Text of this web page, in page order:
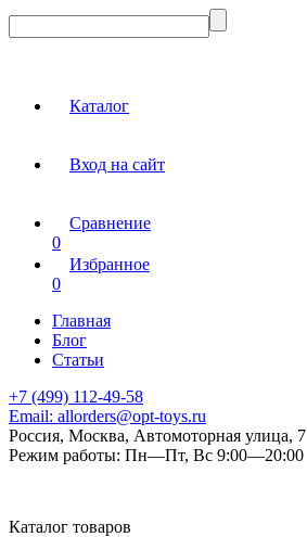
Каталог
Вход на сайт
Сравнение
0
Избранное
0
Главная
Блог
Статьи
+7 (499) 112-49-58
Email: allorders@opt-toys.ru
Россия, Москва, Автомоторная улица, 7
Режим работы: Пн—Пт, Вс 9:00—20:00
Каталог товаров